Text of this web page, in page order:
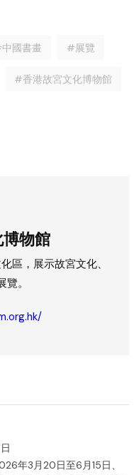
國書畫 #展覽
#香港故宮文化博物館
物館
區，展示故宮文化、
。
年3月20日至6月15日、